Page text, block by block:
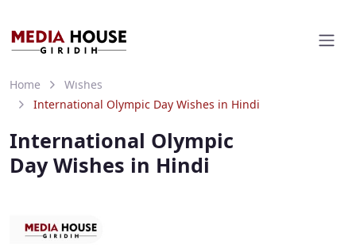
Home
Wishes
International Olympic Day Wishes in Hindi
International Olympic
Day Wishes in Hindi